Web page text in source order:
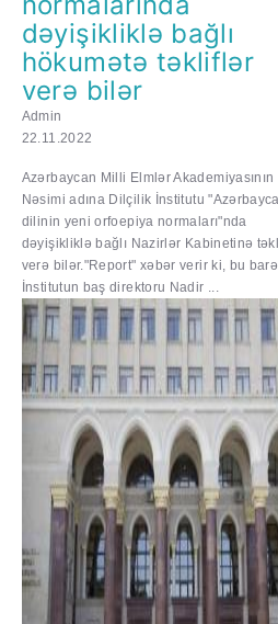
dəyişikliklə bağlı
hökumətə təkliflər
verə bilər
Admin
22.11.2022
Azərbaycan Milli Elmlər Akademiyasının
Nəsimi adına Dilçilik İnstitutu
dilinin yeni orfoepiya normaları"nda
dəyişikliklə bağlı Nazirlər Kabinetinə
verə bilər."Report" xəbər verir ki, bu
İnstitutun baş direktoru Nadir ...